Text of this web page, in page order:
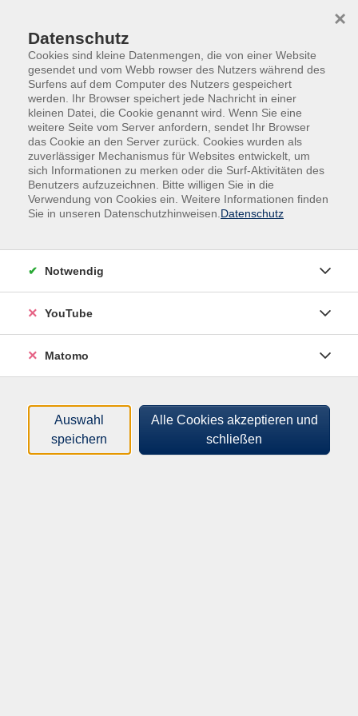
Tab
Media Left Media Right Media Top
Media Bottom No Media
Lorem ipsum dolor sit amet, consectetur adipiscing elit.
Nam ornare purus nec lacus blandit facilisis. Aenean
vestibulum, dolor sit amet mattis vestibulum, sem tortor
efficitur felis, sit amet varius libero libero vitae diam.
Aenean orci velit, blandit ac tempus et, tincidunt ut tortor.
Vivamus tincidunt arcu quis fermentum vestibulum. Quisque
Aliquam in justo magna. Vestibulum aliquet, nulla vitae
porttitor dignissim, urna est dictum nisl, in iaculis massa
enim ac elit. Praesent velit justo, blandit et nibh vitae,
Datenschutz
Cookies sind kleine Datenmengen, die von einer Website
gesendet und vom Webb rowser des Nutzers während des
Surfens auf dem Computer des Nutzers gespeichert
werden. Ihr Browser speichert jede Nachricht in einer
kleinen Datei, die Cookie genannt wird. Wenn Sie eine
weitere Seite vom Server anfordern, sendet Ihr Browser
das Cookie an den Server zurück. Cookies wurden als
zuverlässiger Mechanismus für Websites entwickelt, um
sich Informationen zu merken oder die Surf-Aktivitäten des
Benutzers aufzuzeichnen. Bitte willigen Sie in die
Verwendung von Cookies ein. Weitere Informationen finden
Sie in unseren Datenschutzhinweisen. Datenschutz
×
Notwendig
YouTube
Matomo
Auswahl
speichern
Alle Cookies akzeptieren und
schließen